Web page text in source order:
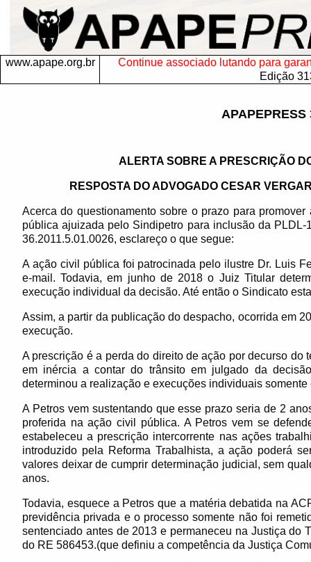
www.apape.org.br
Continue associado lutando para
Edição
APAPEPRESS
ALERTA SOBRE A PRESCRIÇÃO
RESPOSTA DO ADVOGADO CESAR
Acerca do questionamento sobre o prazo para
pública ajuizada pelo Sindipetro para inclusão da
36.2011.5.01.0026, esclareço o que segue:
A ação civil pública foi patrocinada pelo ilustre Dr. Luis
e-mail. Todavia, em junho de 2018 o Juiz Titular
execução individual da decisão. Até então o Sindicato
Assim, a partir da publicação do despacho, ocorrida em
execução.
A prescrição é a perda do direito de ação por decurso do
em inércia a contar do trânsito em julgado da
determinou a realização e execuções individuais somente
A Petros vem sustentando que esse prazo seria de 2
proferida na ação civil pública. A Petros vem se
estabeleceu a prescrição intercorrente nas ações
introduzido pela Reforma Trabalhista, a ação poderá
valores deixar de cumprir determinação judicial, sem
anos.
Todavia, esquece a Petros que a matéria debatida na
previdência privada e o processo somente não foi
sentenciado antes de 2013 e permaneceu na Justiça do
do RE 586453.(que definiu a competência da Justiça